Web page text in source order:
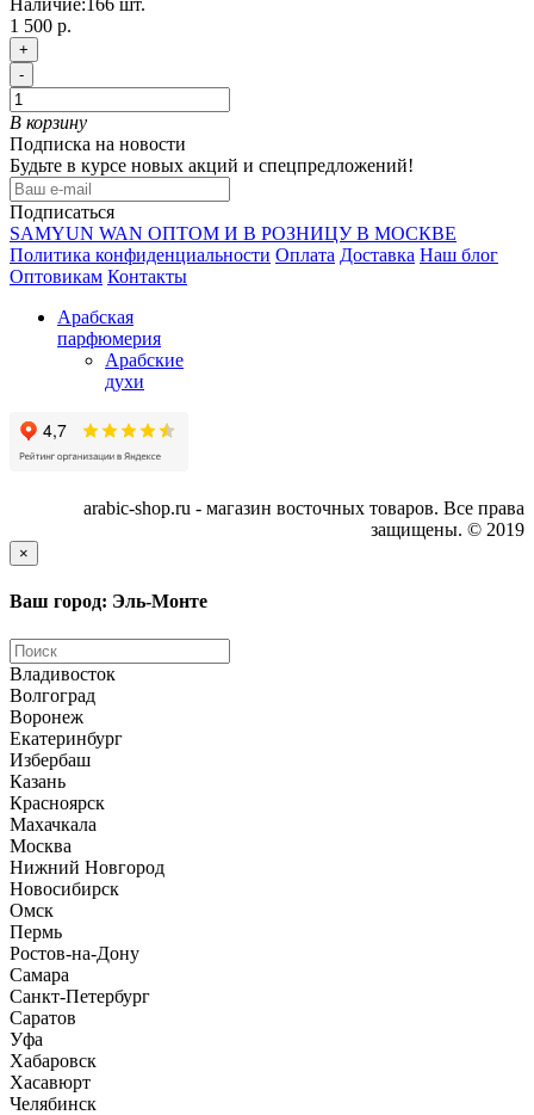
Наличие:166 шт.
1 500 р.
+
-
В корзину
Подписка на новости
Будьте в курсе новых акций и спецпредложений!
Подписаться
SAMYUN WAN ОПТОМ И В РОЗНИЦУ В МОСКВЕ
Политика конфиденциальности Оплата Доставка Наш блог
Оптовикам Контакты
Арабская
парфюмерия
Арабские
духи
arabic-shop.ru - магазин восточных товаров. Все права
защищены. © 2019
×
Ваш город: Эль-Монте
Владивосток
Волгоград
Воронеж
Екатеринбург
Избербаш
Казань
Красноярск
Махачкала
Москва
Нижний Новгород
Новосибирск
Омск
Пермь
Ростов-на-Дону
Самара
Санкт-Петербург
Саратов
Уфа
Хабаровск
Хасавюрт
Челябинск